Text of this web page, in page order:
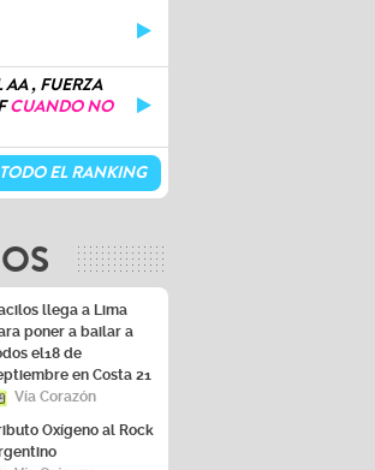
, FUERZA
CUANDO NO
TODO EL RANKING
llega a Lima
poner a bailar a
el18 de
en Costa 21
Vía Corazón
Oxígeno al Rock